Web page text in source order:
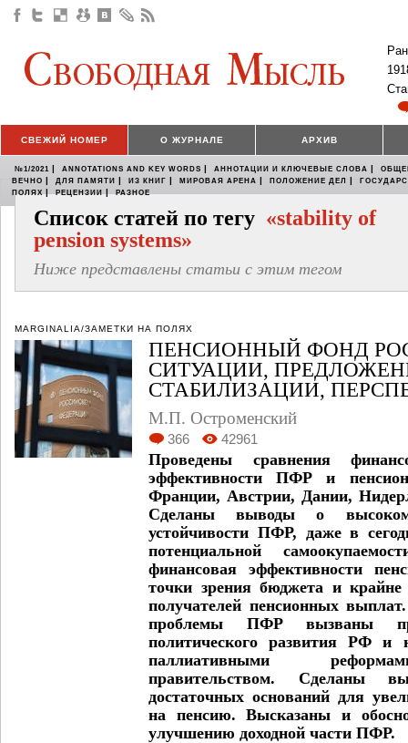
СВЕЖИЙ НОМЕР О ЖУРНАЛЕ АРХИВ
№1/2021 | ANNOTATIONS AND KEY WORDS | АННОТАЦИИ И КЛЮЧЕВЫЕ СЛОВА |
ВЕЧНО | ДЛЯ ПАМЯТИ | ИЗ КНИГ | МИРОВАЯ АРЕНА | ПОЛОЖЕНИЕ ДЕЛ |
ПОЛЯХ | РЕЦЕНЗИИ | РАЗНОЕ
Список статей по тегу «stability of
pension systems»
Ниже представлены статьи с этим тегом
MARGINALIA/ЗАМЕТКИ НА ПОЛЯХ
ПЕНСИОННЫЙ ФОНД
СИТУАЦИИ,
СТАБИЛИЗАЦИИ,
М.П. Остроменский
366 42961
Проведены сравнения
эффективности ПФР и
Франции, Австрии, Дании,
Сделаны выводы о
устойчивости ПФР, даже в
потенциальной
финансовая эффективности
точки зрения бюджета и
получателей пенсионных
проблемы ПФР вызваны
политического развития РФ
паллиативными
правительством. Сделаны
достаточных оснований для
на пенсию. Высказаны и
улучшению доходной части ПФР.